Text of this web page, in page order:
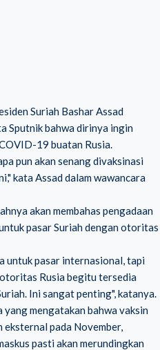
Suriah Bashar Assad
Sputnik bahwa dirinya ingin
19 buatan Rusia.
pun akan senang divaksinasi
kata Assad dalam wawancara
akan membahas pengadaan
pasar Suriah dengan otoritas
untuk pasar internasional, tapi
otoritas Rusia begitu tersedia
Ini sangat penting", katanya.
mengatakan bahwa vaksin
eksternal pada November,
pasti akan merundingkan